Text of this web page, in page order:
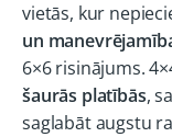
vietās, kur
un
6×6 risinājums.
šaurās platībās,
saglabāt augstu